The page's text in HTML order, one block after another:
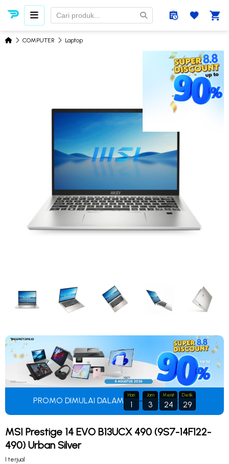
COMPUTER Laptop
PROMO DIMULAI DALAM
Hari
1 -
Jam
3 :
Menit
24 :
Detik
29
MSI Prestige 14 EVO B13UCX 490 (9S7-14F122-
490) Urban Silver
1 terjual